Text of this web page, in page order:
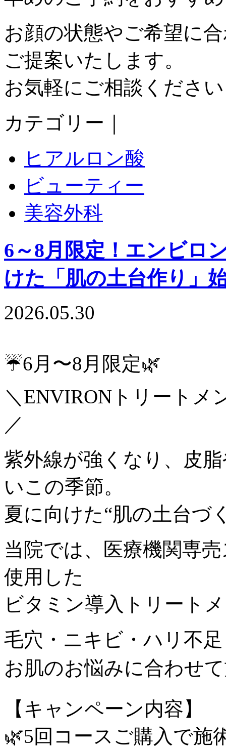
お顔の状態やご希望に
ご提案いたします。
お気軽にご相談くださ
カテゴリー｜
ヒアルロン酸
ビューティー
美容外科
6～8月限定！エンビロ
けた「肌の土台作り」
2026.05.30
☔️6月〜8月限定🌿
＼ENVIRONトリートメ
／
紫外線が強くなり、皮
いこの季節。
夏に向けた“肌の土台づ
当院では、医療機関専
使用した
ビタミン導入トリート
毛穴・ニキビ・ハリ不
お肌のお悩みに合わせ
【キャンペーン内容】
🌿5回コースご購入で施